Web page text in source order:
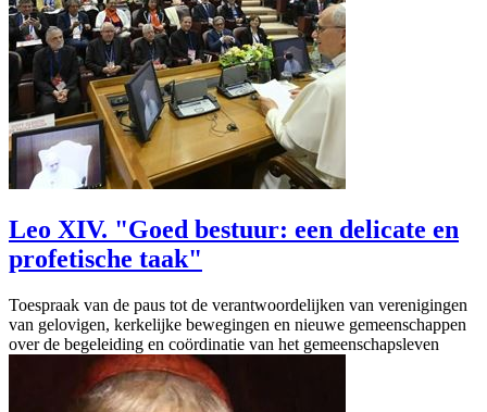
Leo XIV. "Goed bestuur: een delicate en
profetische taak"
Toespraak van de paus tot de verantwoordelijken van verenigingen
van gelovigen, kerkelijke bewegingen en nieuwe gemeenschappen
over de begeleiding en coördinatie van het gemeenschapsleven